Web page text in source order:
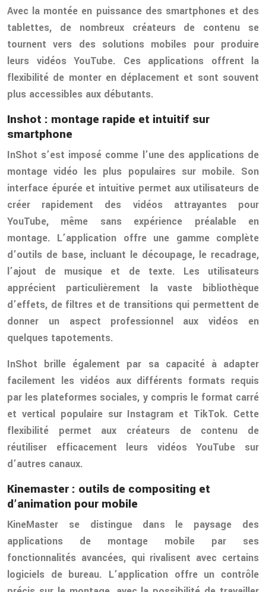
Avec la montée en puissance des smartphones et des
tablettes, de nombreux créateurs de contenu se
tournent vers des solutions mobiles pour produire
leurs vidéos YouTube. Ces applications offrent la
flexibilité de monter en déplacement et sont souvent
plus accessibles aux débutants.
Inshot : montage rapide et intuitif sur
smartphone
InShot s’est imposé comme l’une des applications de
montage vidéo les plus populaires sur mobile. Son
interface épurée et intuitive permet aux utilisateurs de
créer rapidement des vidéos attrayantes pour
YouTube, même sans expérience préalable en
montage. L’application offre une gamme complète
d’outils de base, incluant le découpage, le recadrage,
l’ajout de musique et de texte. Les utilisateurs
apprécient particulièrement la vaste bibliothèque
d’effets, de filtres et de transitions qui permettent de
donner un aspect professionnel aux vidéos en
quelques tapotements.
InShot brille également par sa capacité à adapter
facilement les vidéos aux différents formats requis
par les plateformes sociales, y compris le format carré
et vertical populaire sur Instagram et TikTok. Cette
flexibilité permet aux créateurs de contenu de
réutiliser efficacement leurs vidéos YouTube sur
d’autres canaux.
Kinemaster : outils de compositing et
d’animation pour mobile
KineMaster se distingue dans le paysage des
applications de montage mobile par ses
fonctionnalités avancées, qui rivalisent avec certains
logiciels de bureau. L’application offre un contrôle